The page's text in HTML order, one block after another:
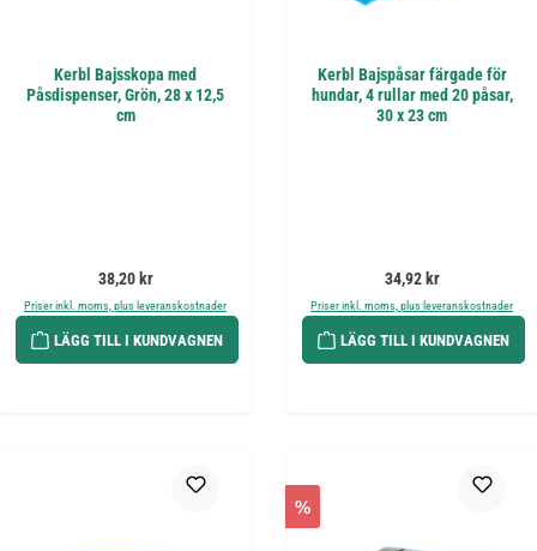
Kerbl Bajsskopa med
Påsdispenser, Grön, 28 x 12,5
cm
Ordinarie pris:
38,20 kr
Priser inkl. moms, plus leveranskostnader
LÄGG TILL I KUNDVAGNEN
Kerbl Bajspåsar färgade för
hundar, 4 rullar med 20 påsar,
30 x 23 cm
Ordinarie pris:
34,92 kr
Priser inkl. moms, plus leveranskostnader
LÄGG TILL I KUNDVAGNEN
%